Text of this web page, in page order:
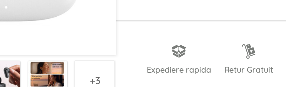
3
Expediere rapida Retur Gratuit